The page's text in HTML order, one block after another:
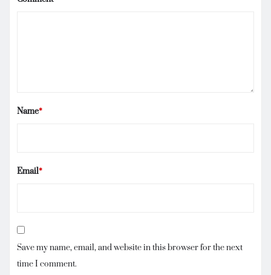
Name*
Email*
Save my name, email, and website in this browser for the next
time I comment.